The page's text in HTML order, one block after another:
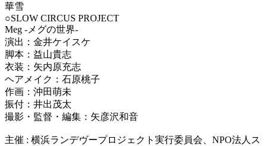
華雪
○SLOW CIRCUS PROJECT
Meg -メグの世界-
演出：金井ケイスケ
脚本：益山貴志
衣装：矢内原充志
ヘアメイク：石原桃子
作画：沖田萌未
振付：井出茂太
撮影・監督・編集：矢彦沢和音
主催 : 横浜ランデヴープロジェクト実行委員会、NPO法人ス